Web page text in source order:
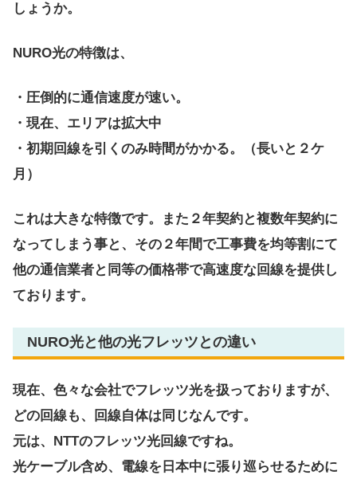
しょうか。
NURO光の特徴は、
・圧倒的に通信速度が速い。
・現在、エリアは拡大中
・初期回線を引くのみ時間がかかる。（長いと２ケ
月）
これは大きな特徴です。また２年契約と複数年契約に
なってしまう事と、その２年間で工事費を均等割にて
他の通信業者と同等の価格帯で高速度な回線を提供し
ております。
NURO光と他の光フレッツとの違い
現在、色々な会社でフレッツ光を扱っておりますが、
どの回線も、回線自体は同じなんです。
元は、NTTのフレッツ光回線ですね。
光ケーブル含め、電線を日本中に張り巡らせるために